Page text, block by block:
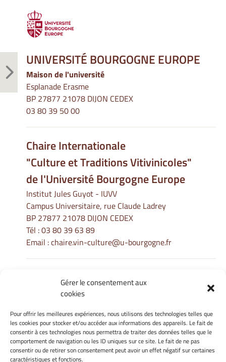
Gérer le consentement aux
cookies
Pour offrir les meilleures expériences, nous utilisons des technologies telles que
les cookies pour stocker et/ou accéder aux informations des appareils. Le fait de
consentir à ces technologies nous permettra de traiter des données telles que le
comportement de navigation ou les ID uniques sur ce site. Le fait de ne pas
consentir ou de retirer son consentement peut avoir un effet négatif sur certaines
caractéristiques et fonctions.
UNIVERSITÉ BOURGOGNE EUROPE
Maison de l'université
Esplanade Erasme
BP 27877 21078 DIJON CEDEX
03 80 39 50 00
Chaire Internationale
"Culture et Traditions Vitivinicoles"
de l'Université Bourgogne Europe
Institut Jules Guyot - IUVV
Campus Universitaire, rue Claude Ladrey
BP 27877 21078 DIJON CEDEX
Tél :03 80 39 63 89
Email :chaire.vin-culture@u-bourgogne.fr
Informations Légales
Gérer mes cookies
Politique de cookies
Déclaration de confidentialité
Avertissement